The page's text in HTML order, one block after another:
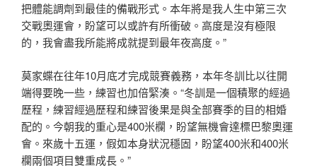
把體能調劑到最佳的備戰形式。本年將是我人生中第三次
交戰奧運會，盼望可以或許有所衝破。高度是沒有極限
的，我會盡我所能將成就提到最年夜高度。”
莫家蝶在往年10月底才完成競賽義務，本年冬訓比以往開
端得要晚一些，練習也加倍緊湊。“冬訓是一個積聚的經過
歷程，練習經過歷程和練習後果是與全部賽季的目的相婚
配的。今朝我的重心是400米欄，盼望無機會達標巴黎奧運
會。來歲十五運，假如本身狀況穩固，盼望400米和400米
欄兩個項目雙重成長。”